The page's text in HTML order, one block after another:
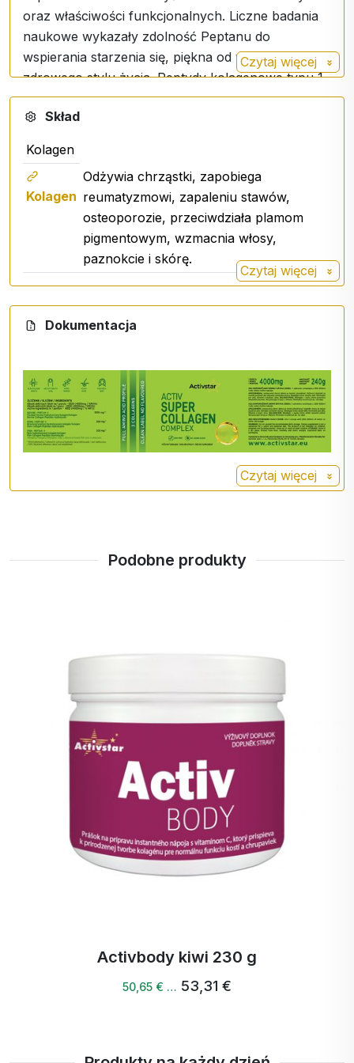
oraz właściwości funkcjonalnych. Liczne badania
naukowe wykazały zdolność Peptanu do
wspierania starzenia się, piękna od wewnątrz i
zdrowego stylu życia. Peptydy kolagenowe typu 1
są całkowicie naturalne i zawierają ponad 97%
białka w postaci aminokwasów. Hydrolizowane
wchłanianie. Poparty badaniami naukowymi,
Peptan® jest liderem na rynku peptydów
kolagenowych.
Oto zalety hydrolizowanego kolagenu od Peptan:
Wysoka biodostępność: Hydrolizowany
kolagen ma mniejsze cząsteczki dzięki
procesowi hydrolizy, co ułatwia jego
wchłanianie w organizmie.
kolagenu może pomóc poprawić ich zdrowie i
elastyczność.
Poprawa kondycji skóry: Kolagen jest ważny
dla utrzymania elastyczności i nawilżenia
może pomóc zredukować zmarszczki i
poprawić ogólny wygląd skóry.
włosów i paznokci, co jest często poszukiwaną
korzyścią dla wielu osób.
mogą wspomagać regenerację mięśni po
Zwiększenie nawilżenia skóry: kolagen pomaga
zatrzymać wilgoć w skórze, co jest ważne dla
jej zdrowego wyglądu i funkcjonowania.
Bezpieczeństwo i jakość: Peptan to znana i
szanowana marka, która dba o jakość swoich
produktów, zapewniając, że otrzymujesz
czysty i bezpieczny kolagen bez
niepożądanych domieszek.
Łatwy w użyciu.
Wsparcie metabolizmu: Kolagen może pomóc
Łączenie różnych rodzajów kolagenu - wołowego,
wieprzowego i rybnego - może zapewnić szereg
Czytaj więcej
Skład
Kolagen
Kolagen
Odżywia chrząstki, zapobiega
reumatyzmowi, zapaleniu stawów,
osteoporozie, przeciwdziała plamom
pigmentowym, wzmacnia włosy,
paznokcie i skórę.
Czytaj więcej
Dokumentacja
Czytaj więcej
Podobne produkty
Activbody kiwi 230 g
50,65 € … 53,31 €